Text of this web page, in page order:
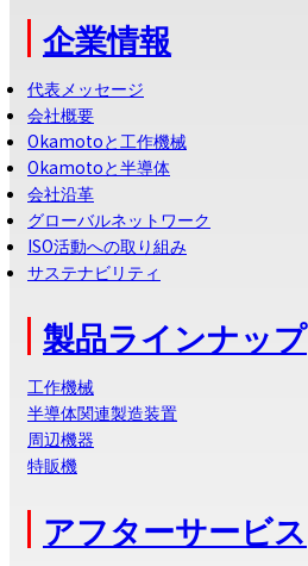
企業情報
代表メッセージ
会社概要
Okamotoと工作機械
Okamotoと半導体
会社沿革
グローバルネットワーク
ISO活動への取り組み
サステナビリティ
製品ラインナップ
工作機械
半導体関連製造装置
周辺機器
特販機
アフターサービス